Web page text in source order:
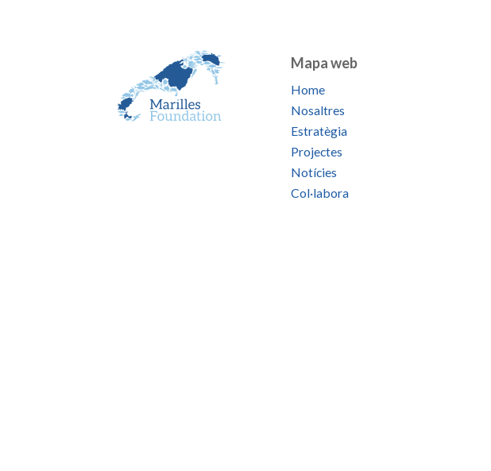
Mapa web
Home
Nosaltres
Estratègia
Projectes
Notícies
Col·labora